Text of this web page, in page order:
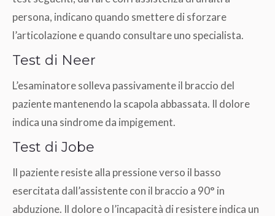
persona, indicano quando smettere di sforzare
l’articolazione e quando consultare uno specialista.
Test di Neer
L’esaminatore solleva passivamente il braccio del
paziente mantenendo la scapola abbassata. Il dolore
indica una sindrome da impigement.
Test di Jobe
Il paziente resiste alla pressione verso il basso
esercitata dall’assistente con il braccio a 90° in
abduzione. Il dolore o l’incapacità di resistere indica un